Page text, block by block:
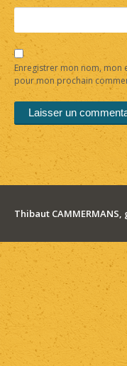
Enregistrer mon nom, mon
pour mon prochain
Thibaut